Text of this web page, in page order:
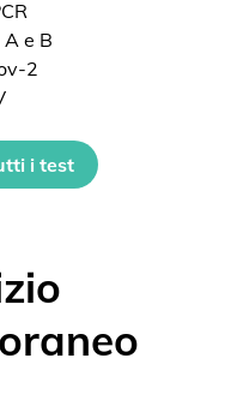
e B
2
i test